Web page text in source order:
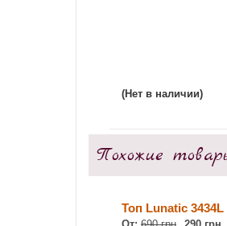
(Нет в наличии)
Похожие
Топ Lunatic 3434L